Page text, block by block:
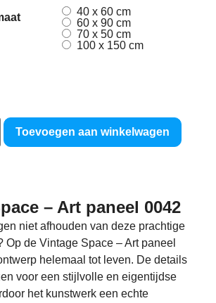
40 x 60 cm
60 x 90 cm
70 x 50 cm
100 x 150 cm
Toevoegen aan winkelwagen
– Art paneel 0042
niet afhouden van deze prachtige
Op de Vintage Space – Art paneel
helemaal tot leven. De details
voor een stijlvolle en eigentijdse
het kunstwerk een echte